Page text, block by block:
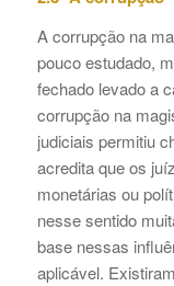
A corrupção na
pouco estudado,
fechado levado a
corrupção na
judiciais permitiu
acredita que os
monetárias ou
nesse sentido
base nessas
aplicável.